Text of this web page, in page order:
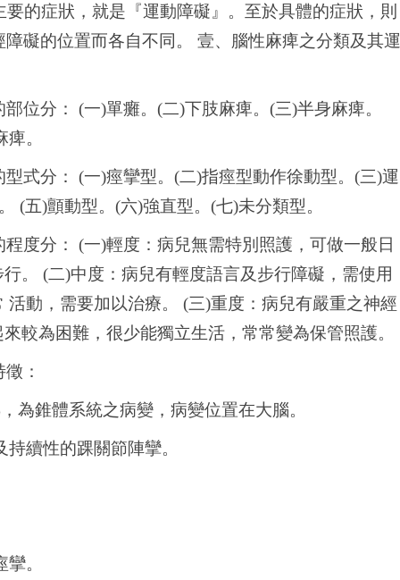
的症狀，就是『運動障礙』。至於具體的症狀，則
礙的位置而各自不同。 壹、腦性麻痺之分類及其運
位分： (一)單癱。(二)下肢麻痺。(三)半身麻痺。
。
式分： (一)痙攣型。(二)指痙型動作徐動型。(三)運
(五)顫動型。(六)強直型。(七)未分類型。
度分： (一)輕度：病兒無需特別照護，可做一般日
。 (二)中度：病兒有輕度語言及步行障礙，需使用
活動，需要加以治療。 (三)重度：病兒有嚴重之神經
較為困難，很少能獨立生活，常常變為保管照護。
：
為錐體系統之病變，病變位置在大腦。
續性的踝關節陣攣。
。